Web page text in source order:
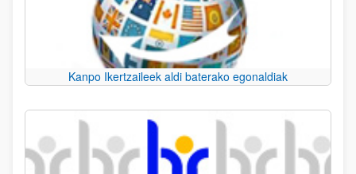
Kanpo Ikertzaileek aldi baterako egonaldiak